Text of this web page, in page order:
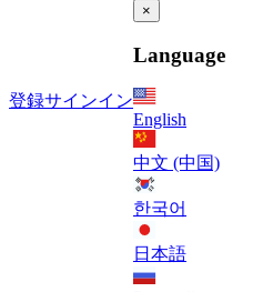
登録サインイン
×
Language
English
中文 (中国)
한국어
日本語